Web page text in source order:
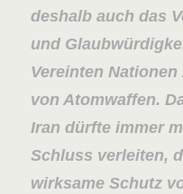
deshalb auch das
und
Vereinten
von Atomwaffen.
Iran dürfte immer
Schluss verleiten,
wirksame Schutz